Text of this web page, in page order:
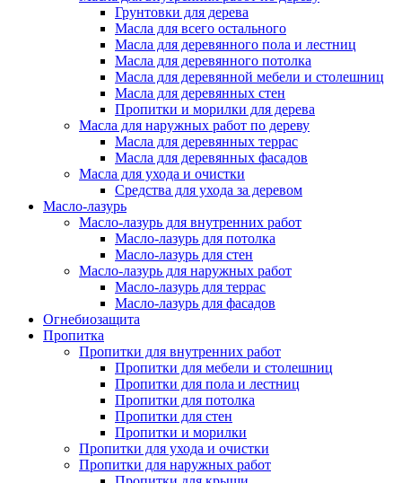
Грунтовки для дерева
Масла для всего остального
Масла для деревянного пола и лестниц
Масла для деревянного потолка
Масла для деревянной мебели и столешниц
Масла для деревянных стен
Пропитки и морилки для дерева
Масла для наружных работ по дереву
Масла для деревянных террас
Масла для деревянных фасадов
Масла для ухода и очистки
Средства для ухода за деревом
Масло-лазурь
Масло-лазурь для внутренних работ
Масло-лазурь для потолка
Масло-лазурь для стен
Масло-лазурь для наружных работ
Масло-лазурь для террас
Масло-лазурь для фасадов
Огнебиозащита
Пропитка
Пропитки для внутренних работ
Пропитки для мебели и столешниц
Пропитки для пола и лестниц
Пропитки для потолка
Пропитки для стен
Пропитки и морилки
Пропитки для ухода и очистки
Пропитки для наружных работ